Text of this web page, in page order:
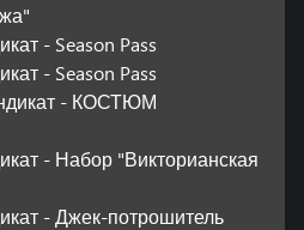
- Season Pass
- Season Pass
- КОСТЮМ
- Набор "Викторианская
- Джек-потрошитель